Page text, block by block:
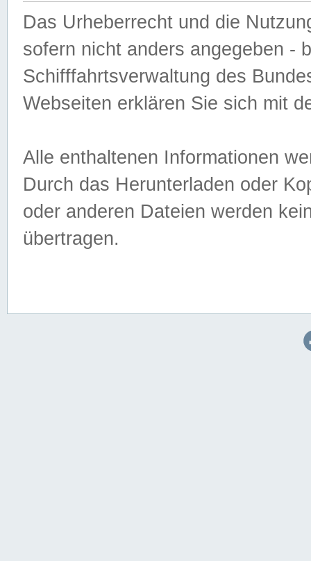
Das Urheberrecht und die
sofern nicht anders angegeben -
Schifffahrtsverwaltung des
Webseiten erklären Sie sich mit
Alle enthaltenen Informationen
Durch das Herunterladen oder
oder anderen Dateien werden
übertragen.